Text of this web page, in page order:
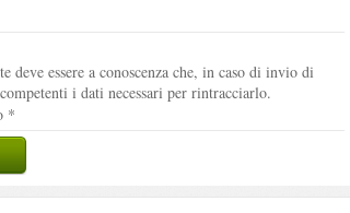
deve essere a conoscenza che, in caso di invio di
i dati necessari per rintracciarlo.
*